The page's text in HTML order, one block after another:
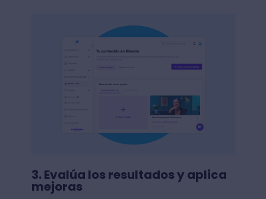
3. Evalúa los resultados y aplica
mejoras